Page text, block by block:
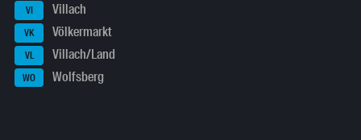
VI Villach
VK Völkermarkt
VL Villach/Land
WO Wolfsberg